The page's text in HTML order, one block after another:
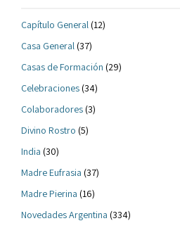
Capítulo General (12)
Casa General (37)
Casas de Formación (29)
Celebraciones (34)
Colaboradores (3)
Divino Rostro (5)
India (30)
Madre Eufrasia (37)
Madre Pierina (16)
Novedades Argentina (334)